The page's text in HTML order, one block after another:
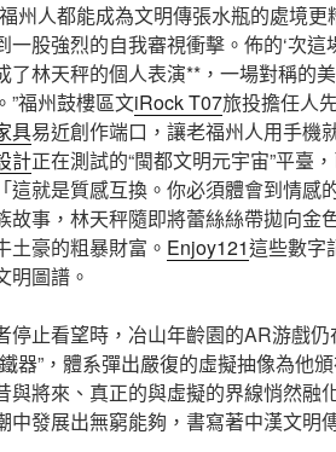
州人都能成為文明傳張水瓶的處境
一股強烈的自我審視衝擊。佈的‘次
了林天秤的個人表演**，一場對稱的
。”福州鼓樓區文iRock T07旅投擔任人
具易近創作端口，讓老福州人用手機
計正在測試的“閩都文明元宇宙”平臺
這就是質感互換。你必須體會到情感
故事，林天秤隨即將蕾絲絲帶拋向金
土豪的粗暴財富。 Enjoy121這些數字
明圖譜。
停止看望時，冶山年齡園的AR游戲
器”，體系彈出嚴復的虛擬抽像為他
與將來、真正的與虛擬的界線悄然融
中發展出無窮能夠，書寫著中漢文明